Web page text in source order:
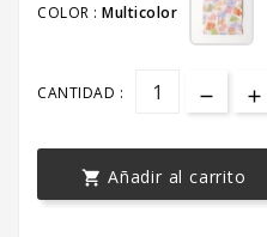
COLOR : Multicolor
CANTIDAD :
 Añadir al carrito